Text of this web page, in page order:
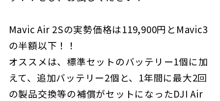
Mavic Air 2Sの実勢価格は119,900円とMavic3
の半額以下！！
オススメは、標準セットのバッテリー1個に加
えて、追加バッテリー2個と、1年間に最大2回
の製品交換等の補償がセットになったDJI Air